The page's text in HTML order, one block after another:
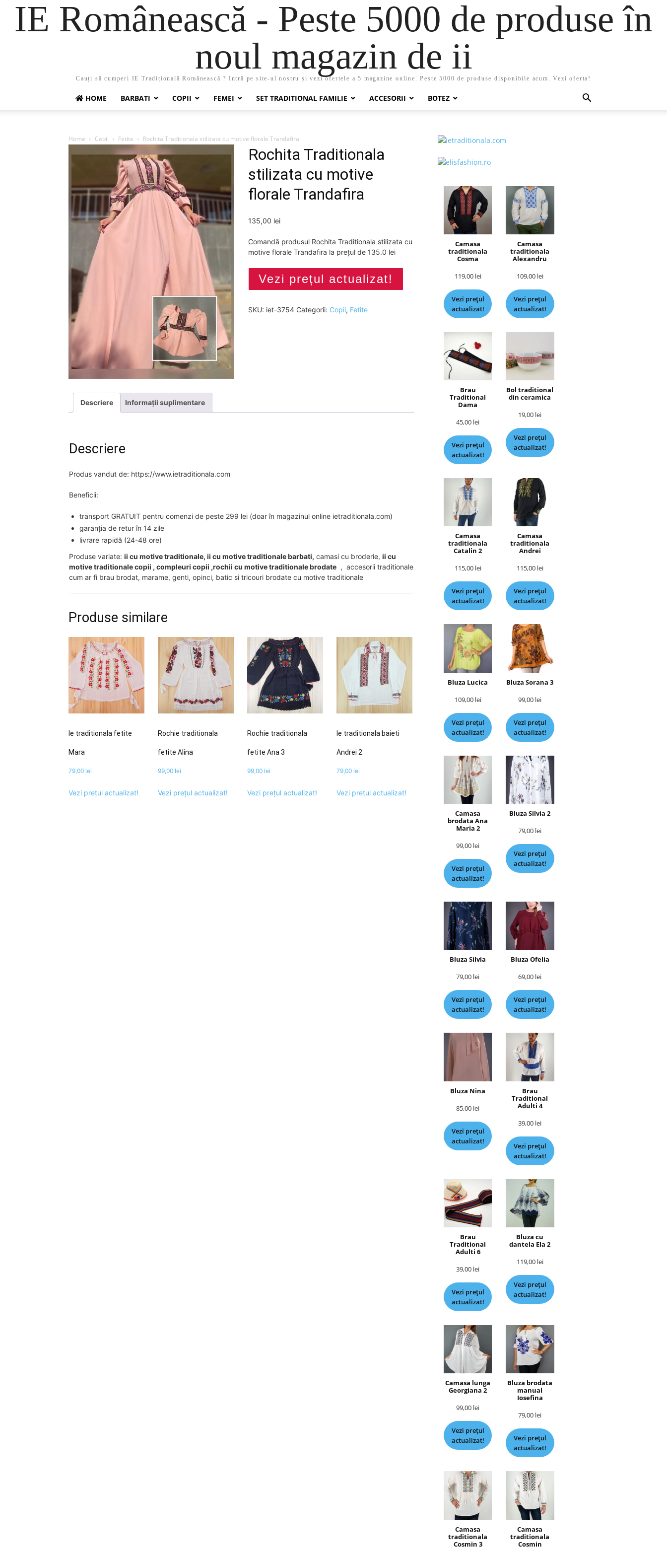
IE Românească - Peste 5000 de produse în
noul magazin de ii
Cauți să cumperi IE Tradițională Românească ? Intră pe site-ul nostru și vezi ofertele a 5 magazine online. Peste 5000 de produse disponibile acum. Vezi oferta!
HOME BARBATI COPII FEMEI SET TRADITIONAL FAMILIE ACCESORII BOTEZ
Home Copii Fetite Rochita Traditionala stilizata cu motive florale Trandafira
Rochita Traditionala
stilizata cu motive
florale Trandafira
135,00 lei
Comandă produsul Rochita Traditionala stilizata cu
motive florale Trandafira la prețul de 135.0 lei
Vezi prețul actualizat!
SKU: iet-3754 Categorii: Copii, Fetite
Descriere Informații suplimentare
Descriere
Produs vandut de: https://www.ietraditionala.com
Beneficii:
transport GRATUIT pentru comenzi de peste 299 lei (doar în magazinul online ietraditionala.com)
garanția de retur în 14 zile
livrare rapidă (24-48 ore)
Produse variate: ii cu motive traditionale, ii cu motive traditionale barbati, camasi cu broderie, ii cu
motive traditionale copii , compleuri copii ,rochii cu motive traditionale brodate , accesorii traditionale
cum ar fi brau brodat, marame, genti, opinci, batic si tricouri brodate cu motive traditionale
Produse similare
Ie traditionala fetite
Mara
79,00 lei
Vezi prețul actualizat!
Rochie traditionala
fetite Alina
99,00 lei
Vezi prețul actualizat!
Rochie traditionala
fetite Ana 3
99,00 lei
Vezi prețul actualizat!
Ie traditionala baieti
Andrei 2
79,00 lei
Vezi prețul actualizat!
Camasa
traditionala
Cosma
119,00 lei
Vezi prețul
actualizat!
Camasa
traditionala
Alexandru
109,00 lei
Vezi prețul
actualizat!
Brau
Traditional
Dama
45,00 lei
Vezi prețul
actualizat!
Bol traditional
din ceramica
19,00 lei
Vezi prețul
actualizat!
Camasa
traditionala
Catalin 2
115,00 lei
Vezi prețul
actualizat!
Camasa
traditionala
Andrei
115,00 lei
Vezi prețul
actualizat!
Bluza Lucica
109,00 lei
Vezi prețul
actualizat!
Bluza Sorana 3
99,00 lei
Vezi prețul
actualizat!
Camasa
brodata Ana
Maria 2
99,00 lei
Vezi prețul
actualizat!
Bluza Silvia 2
79,00 lei
Vezi prețul
actualizat!
Bluza Silvia
79,00 lei
Vezi prețul
actualizat!
Bluza Ofelia
69,00 lei
Vezi prețul
actualizat!
Bluza Nina
85,00 lei
Vezi prețul
actualizat!
Brau
Traditional
Adulti 4
39,00 lei
Vezi prețul
actualizat!
Brau
Traditional
Adulti 6
39,00 lei
Vezi prețul
actualizat!
Bluza cu
dantela Ela 2
119,00 lei
Vezi prețul
actualizat!
Camasa lunga
Georgiana 2
99,00 lei
Vezi prețul
actualizat!
Bluza brodata
manual
Iosefina
79,00 lei
Vezi prețul
actualizat!
Camasa
traditionala
Cosmin 3
Camasa
traditionala
Cosmin